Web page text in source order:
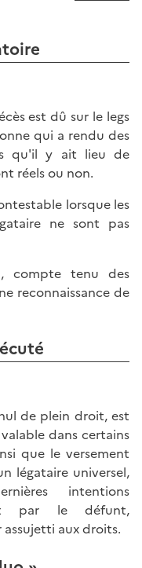
est dû sur le legs
qui a rendu des
qu'il y ait lieu de
réels ou non.
lorsque les
ne sont pas
compte tenu des
reconnaissance de
de plein droit, est
dans certains
que le versement
légataire universel,
intentions
par le défunt,
aux droits.